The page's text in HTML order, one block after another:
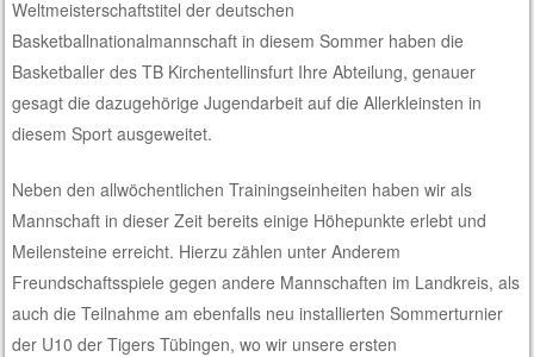
Weltmeisterschaftstitel der deutschen
Basketballnationalmannschaft in diesem Sommer haben die
Basketballer des TB Kirchentellinsfurt Ihre Abteilung, genauer
gesagt die dazugehörige Jugendarbeit auf die Allerkleinsten in
diesem Sport ausgeweitet.
Neben den allwöchentlichen Trainingseinheiten haben wir als
Mannschaft in dieser Zeit bereits einige Höhepunkte erlebt und
Meilensteine erreicht. Hierzu zählen unter Anderem
Freundschaftsspiele gegen andere Mannschaften im Landkreis, als
auch die Teilnahme am ebenfalls neu installierten Sommerturnier
der U10 der Tigers Tübingen, wo wir unsere ersten